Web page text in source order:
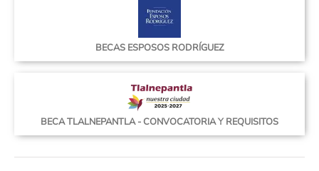
BECAS ESPOSOS RODRÍGUEZ
BECA TLALNEPANTLA - CONVOCATORIA Y REQUISITOS